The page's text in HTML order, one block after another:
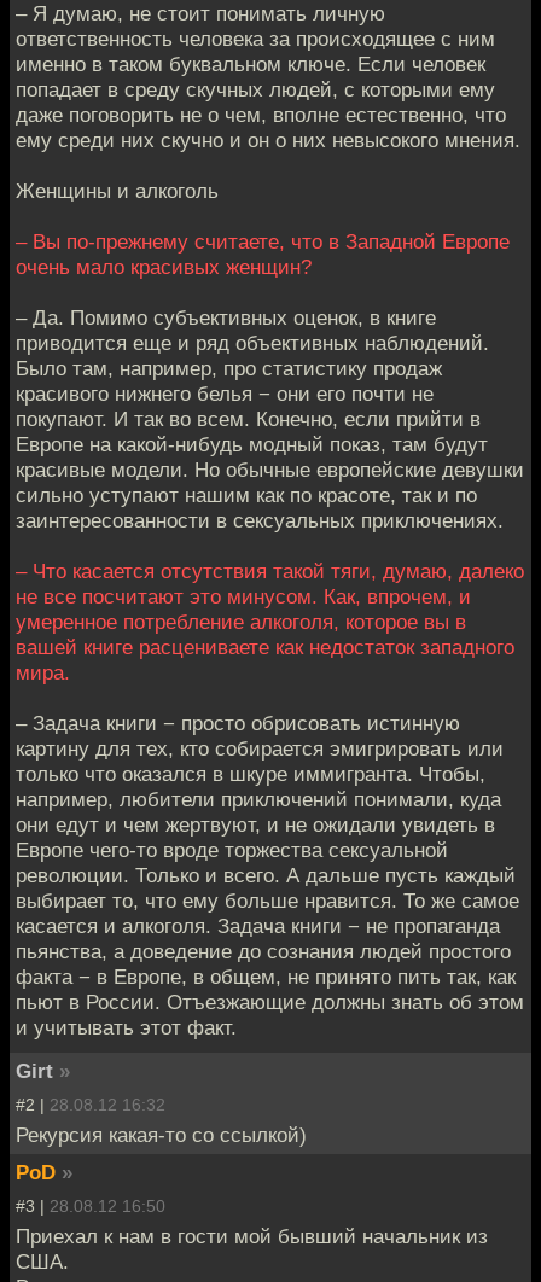
– Я думаю, не стоит понимать личную
ответственность человека за происходящее с ним
именно в таком буквальном ключе. Если человек
попадает в среду скучных людей, с которыми ему
даже поговорить не о чем, вполне естественно, что
ему среди них скучно и он о них невысокого мнения.
Женщины и алкоголь
– Вы по-прежнему считаете, что в Западной Европе
очень мало красивых женщин?
– Да. Помимо субъективных оценок, в книге
приводится еще и ряд объективных наблюдений.
Было там, например, про статистику продаж
красивого нижнего белья − они его почти не
покупают. И так во всем. Конечно, если прийти в
Европе на какой-нибудь модный показ, там будут
красивые модели. Но обычные европейские девушки
сильно уступают нашим как по красоте, так и по
заинтересованности в сексуальных приключениях.
– Что касается отсутствия такой тяги, думаю, далеко
не все посчитают это минусом. Как, впрочем, и
умеренное потребление алкоголя, которое вы в
вашей книге расцениваете как недостаток западного
мира.
– Задача книги − просто обрисовать истинную
картину для тех, кто собирается эмигрировать или
только что оказался в шкуре иммигранта. Чтобы,
например, любители приключений понимали, куда
они едут и чем жертвуют, и не ожидали увидеть в
Европе чего-то вроде торжества сексуальной
революции. Только и всего. А дальше пусть каждый
выбирает то, что ему больше нравится. То же самое
касается и алкоголя. Задача книги − не пропаганда
пьянства, а доведение до сознания людей простого
факта − в Европе, в общем, не принято пить так, как
пьют в России. Отъезжающие должны знать об этом
и учитывать этот факт.
Girt »
#2 | 28.08.12 16:32
Рекурсия какая-то со ссылкой)
PoD »
#3 | 28.08.12 16:50
Приехал к нам в гости мой бывший начальник из
США.